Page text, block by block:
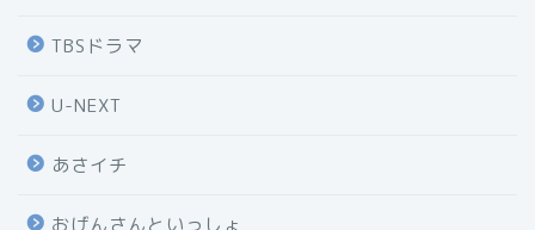
TBSドラマ
U-NEXT
あさイチ
おげんさんといっしょ